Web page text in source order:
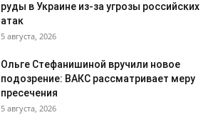
руды в Украине из-за угрозы российских
атак
5 августа, 2026
Ольге Стефанишиной вручили новое
подозрение: ВАКС рассматривает меру
пресечения
5 августа, 2026